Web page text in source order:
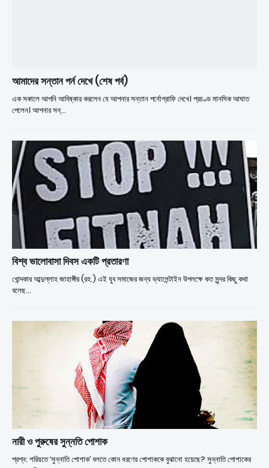
আমাদের সন্তান পর্ন দেখে (শেষ পর্ব)
এক সকালে আপনি আবিষ্কার করলেন যে আপনার সন্তান পর্নোগ্রাফি দেখে। প্রচণ্ড মানসিক আঘাত
পেলেন। আপনার সন্…
বিশ্ব ভালোবাসা দিবস একটি প্রতারণা
খোন্দকার আব্দুল্লাহ জাহাঙ্গীর (রহ.) এই যুব সমাজের জন্য ভ্যালেন্টাইন উপলক্ষে কত সুন্দর কিছু কথা
বলেছ…
নারী ও পুরুষের সুন্নতি পোশাক
প্রশ্ন: শরিয়তে ‘সুন্নাতি পোশাক’ বলতে কোন ধরণের পোশাককে বুঝানো হয়েছে? সুন্নাতি পোশাকের